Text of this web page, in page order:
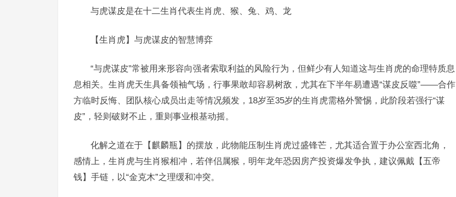
与虎谋皮是在十二生肖代表生肖虎、猴、兔、鸡、龙
【生肖虎】与虎谋皮的智慧博弈
“与虎谋皮”常被用来形容向强者索取利益的风险行为，但鲜少有人知道这与生肖虎的命理特质息
息相关。生肖虎天生具备领袖气场，行事果敢却容易树敌，尤其在下半年易遭遇“谋皮反噬”——合作
方临时反悔、团队核心成员出走等情况频发，18岁至35岁的生肖虎需格外警惕，此阶段若强行“谋
皮”，轻则破财不止，重则事业根基动摇。
化解之道在于【麒麟瓶】的摆放，此物能压制生肖虎过盛锋芒，尤其适合置于办公室西北角，
感情上，生肖虎与生肖猴相冲，若伴侣属猴，明年龙年恐因房产投资爆发争执，建议佩戴【五帝
钱】手链，以“金克木”之理缓和冲突。